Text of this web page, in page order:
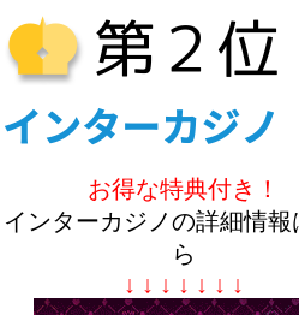
お得な特典付き！
インターカジノの詳細情報
ら
↓ ↓ ↓ ↓ ↓ ↓ ↓